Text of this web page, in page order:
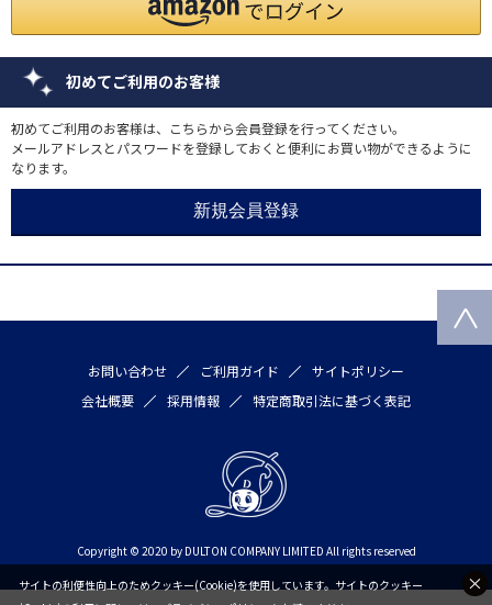
初めてご利用のお客様
初めてご利用のお客様は、こちらから会員登録を行ってください。
メールアドレスとパスワードを登録しておくと便利にお買い物ができるように
なります。
お問い合わせ ご利用ガイド
サイトポリシー
会社概要
採用情報 特定商取引法に基づく表記
Copyright © 2020 by DULTON COMPANY LIMITED All rights reserved
サイトの利便性向上のためクッキー(Cookie)を使用しています。サイトのクッキー